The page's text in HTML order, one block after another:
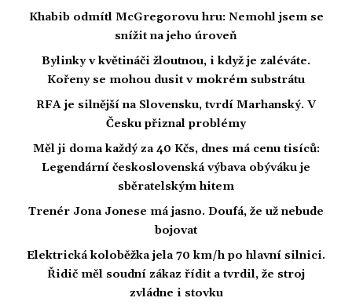
Khabib odmítl McGregorovu hru: Nemohl jsem se
snížit na jeho úroveň
Bylinky v květináči žloutnou, i když je zaléváte.
Kořeny se mohou dusit v mokrém substrátu
RFA je silnější na Slovensku, tvrdí Marhanský. V
Česku přiznal problémy
Měl ji doma každý za 40 Kčs, dnes má cenu tisíců:
Legendární československá výbava obýváku je
sběratelským hitem
Trenér Jona Jonese má jasno. Doufá, že už nebude
bojovat
Elektrická koloběžka jela 70 km/h po hlavní silnici.
Řidič měl soudní zákaz řídit a tvrdil, že stroj
zvládne i stovku